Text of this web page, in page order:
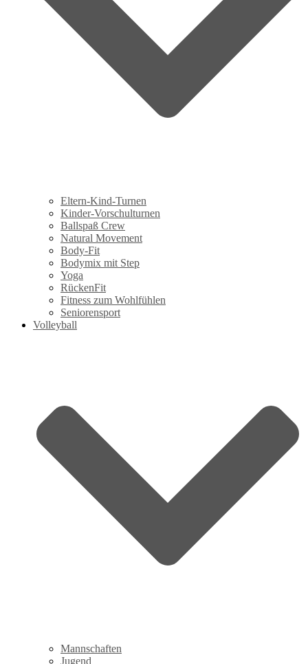
Eltern-Kind-Turnen
Kinder-Vorschulturnen
Ballspaß Crew
Natural Movement
Body-Fit
Bodymix mit Step
Yoga
RückenFit
Fitness zum Wohlfühlen
Seniorensport
Volleyball
Mannschaften
Jugend